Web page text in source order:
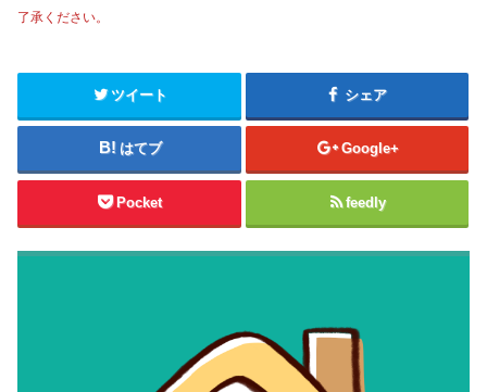
了承ください。
ツイート シェア
はてブ Google+
Pocket feedly